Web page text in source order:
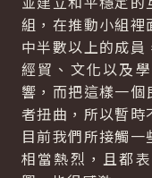
組，在推動小組
中半數以上的成
經貿、文化以及
響，而把這樣一
者扭曲，所以暫時
目前我們所接觸
相當熱烈，且都